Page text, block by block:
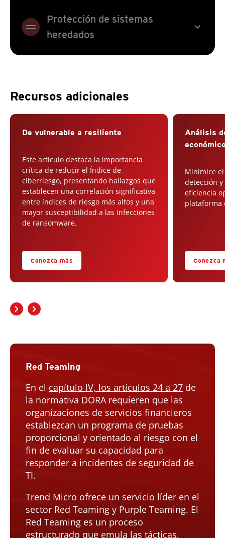
Protección de sistemas
heredados
expand_more
Recursos adicionales
De vulnerable a resiliente
Este artículo destaca la importancia
crítica de reducir el Índice de
ciberriesgo, presentando hallazgos que
establecen una correlación significativa
entre índices de riesgo más altos y una
mayor susceptibilidad a las infecciones
de ransomware.
Conozca más
Análisis
Minimice
detección
eficiencia
plataforma
Conozca
Red Teaming
En el capítulo IV, los artículos 24 a 27 de
la normativa DORA requieren que las
organizaciones de servicios financieros
establezcan un programa de pruebas
proporcional y orientado al riesgo con el
fin de evaluar su capacidad para
responder a incidentes de seguridad de
TI.
Trend Micro ofrece un servicio líder en el
sector Red Teaming y Purple Teaming. El
Red Teaming es un proceso
estructurado que emula las tácticas,